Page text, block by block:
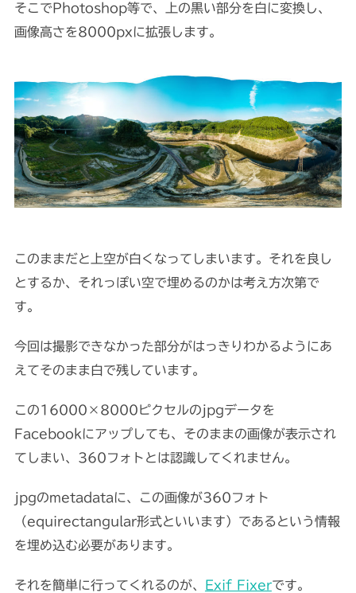
そこでPhotoshop等で、上の黒い部分を白に変換し、
画像高さを8000pxに拡張します。
このままだと上空が白くなってしまいます。それを良し
とするか、それっぽい空で埋めるのかは考え方次第で
す。
今回は撮影できなかった部分がはっきりわかるようにあ
えてそのまま白で残しています。
この16000×8000ピクセルのjpgデータを
Facebookにアップしても、そのままの画像が表示され
てしまい、360フォトとは認識してくれません。
jpgのmetadataに、この画像が360フォト
（equirectangular形式といいます）であるという情報
を埋め込む必要があります。
それを簡単に行ってくれるのが、 Exif Fixerです。